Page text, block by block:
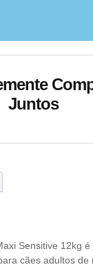
Juntos
Sensitive 12kg
cães adultos de